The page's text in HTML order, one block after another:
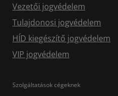
Vezetői jogvédelem
Tulajdonosi jogvédelem
HÍD kiegészítő jogvédelem
VIP jogvédelem
Szolgáltatások cégeknek